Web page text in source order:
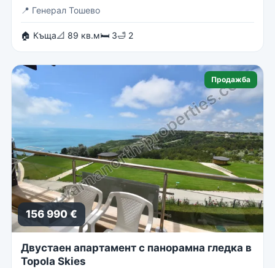
📍 Генерал Тошево
🏠 Къща📐 89 кв.м🛏 3🛁 2
Продажба
156 990 €
Двустаен апартамент с панорамна гледка в
Topola Skies